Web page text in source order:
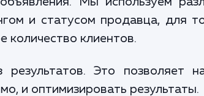
и статусом продавца, для
количество клиентов.
Это позволяет
и оптимизировать результаты.